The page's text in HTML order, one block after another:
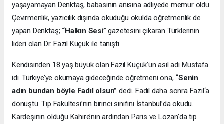
yaşayamayan Denktaş, babasının anısına adliyede memur oldu.
Çevirmenlik, yazıcılık dışında okuduğu okulda öğretmenlik de
yapan Denktaş; “Halkın Sesi”gazetesini çıkaran Türklerinin
lideri olan Dr. Fazıl Küçük ile tanıştı.
Kendisinden 18 yaş büyük olan Fazıl Küçük’ün asıl adı Mustafa
idi. Türkiye’ye okumaya gideceğinde öğretmeni ona, “Senin
adın bundan böyle Fadıl olsun” dedi. Fadıl daha sonra Fazıl‘a
dönüştü. Tıp Fakültesi’nin birinci sınıfını İstanbul’da okudu.
Kardeşinin olduğu Kahire’nin ardından Paris ve Lozan’da tıp